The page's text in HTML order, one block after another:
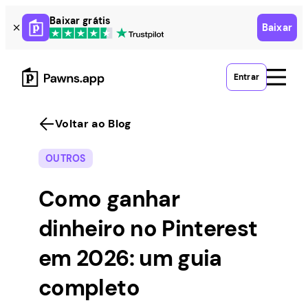
Skip
to
content
Baixar grátis
Baixar
Entrar
Voltar ao Blog
OUTROS
Como ganhar
dinheiro no Pinterest
em 2026: um guia
completo